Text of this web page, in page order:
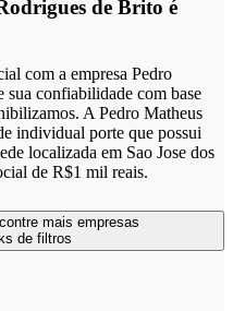
de Brito é
com a empresa Pedro
confiabilidade com base
A Pedro Matheus
individual porte que possui
localizada em Sao Jose dos
de R$1 mil reais.